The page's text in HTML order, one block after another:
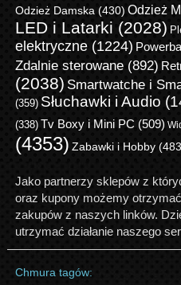
Odzież Damska (430) Odzież
LED i Latarki (2028)
elektryczne(1224)
Zdalnie sterowane(892)
(2038) Smartwatche i
(359) Słuchawki i Audio
(338) Tv Boxy i Mini PC(509)
(4353) Zabawki i Hobby
Jako partnerzy sklepów z
oraz kupony możemy
zakupów z naszych linków.
utrzymać działanie naszego
Chmura tagów: